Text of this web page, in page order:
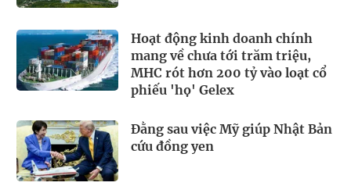
Hoạt động kinh doanh chính
mang về chưa tới trăm triệu,
MHC rót hơn 200 tỷ vào loạt cổ
phiếu 'họ' Gelex
Đằng sau việc Mỹ giúp Nhật Bản
cứu đồng yen